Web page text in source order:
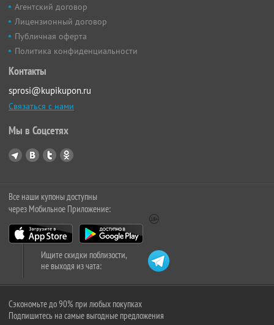
Агентский договор
Лицензионный договор
Публичная оферта
Политика конфиденциальности
Контакты
sprosi@kupikupon.ru
Связаться с нами
Мы в Соцсетях
Все наши купоны доступны
через Мобильное Приложение:
Ищите скидки поблизости,
не выходя из чата:
Сэкономьте до 90% при любых покупках
Подпишитесь на самые выгодные предложения